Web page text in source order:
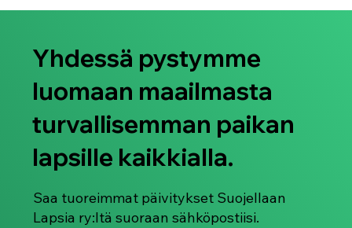
Jaa kokemuksesi: Osallistu
kuvapohjaisesta seksuaaliväkivallasta
Yhdessä pystymme
luomaan maailmasta
turvallisemman paikan
lapsille kaikkialla.
Saa tuoreimmat päivitykset Suojellaan
Lapsia ry:ltä suoraan sähköpostiisi.